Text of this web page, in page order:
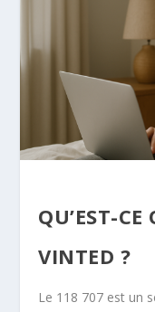
QU’EST-
VINTED ?
Le 118 707 est un